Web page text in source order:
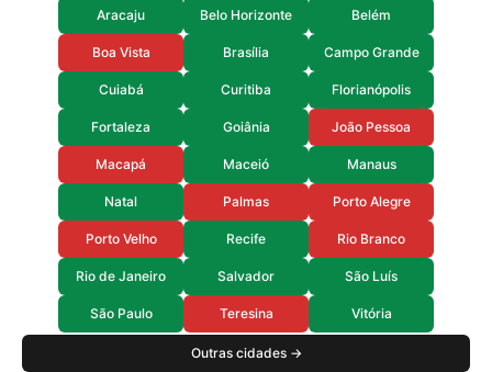
Aracaju Belo Horizonte Belém
Boa Vista Brasília Campo Grande
Cuiabá Curitiba Florianópolis
Fortaleza Goiânia João Pessoa
Macapá Maceió Manaus
Natal Palmas Porto Alegre
Porto Velho Recife Rio Branco
Rio de Janeiro Salvador São Luís
São Paulo Teresina Vitória
Outras cidades →